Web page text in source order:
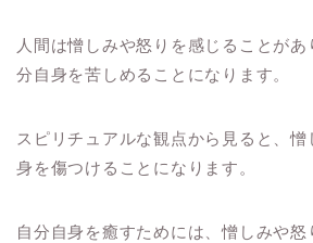
人間は憎しみや怒りを感じることが
分自身を苦しめることになります。
スピリチュアルな観点から見ると、憎
身を傷つけることになります。
自分自身を癒すためには、憎しみや